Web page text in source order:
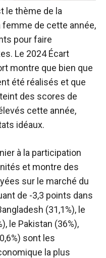
le thème de la
femme de cette année,
pour faire
Le 2024 Écart
montre que bien que
été réalisés et que
des scores de
cette année,
idéaux.
à la participation
et montre des
sur le marché du
de -3,3 points dans
(31,1%), le
le Pakistan (36%),
sont les
la plus